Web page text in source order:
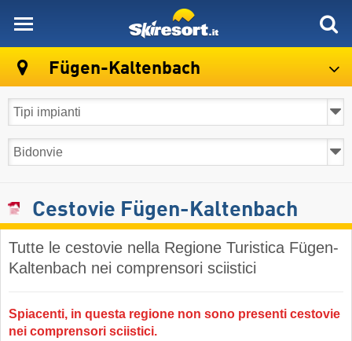
Fügen-Kaltenbach
Cestovie Fügen-Kaltenbach
Tutte le cestovie nella Regione Turistica Fügen-
Kaltenbach nei comprensori sciistici
Spiacenti, in questa regione non sono presenti cestovie
nei comprensori sciistici.